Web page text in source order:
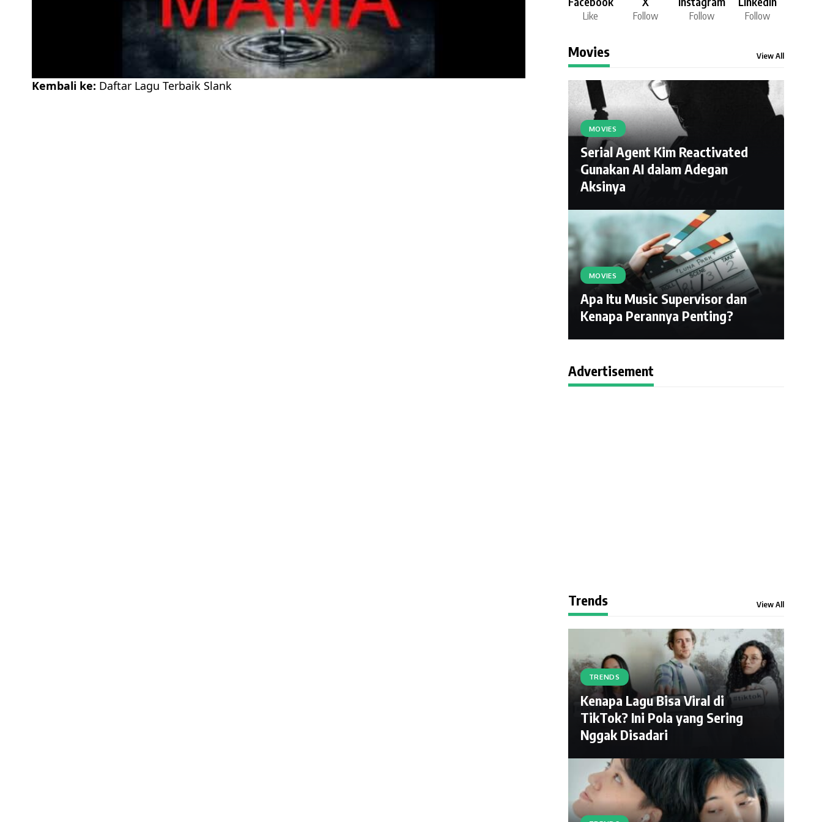
Kembali ke: Daftar Lagu Terbaik Slank
Like Follow Follow Follow
Movies View All
MOVIES
Serial Agent Kim Reactivated
Gunakan AI dalam Adegan
Aksinya
MOVIES
Apa Itu Music Supervisor dan
Kenapa Perannya Penting?
Advertisement
Trends View All
TRENDS
Kenapa Lagu Bisa Viral di
TikTok? Ini Pola yang Sering
Nggak Disadari